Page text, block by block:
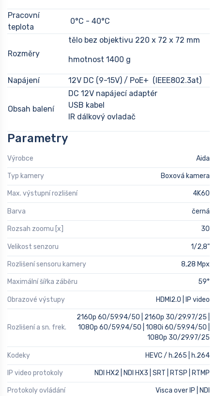
Pracovní
teplota
0°C - 40°C
Rozměry
tělo bez objektivu 220 x 72 x 72 mm
hmotnost 1400 g
Napájení 12V DC (9-15V) / PoE+ (IEEE802.3at)
Obsah balení
DC 12V napájecí adaptér
USB kabel
IR dálkový ovladač
Parametry
Výrobce Aida
Typ kamery Boxová kamera
Max. výstupní rozlišení 4K60
Barva černá
Rozsah zoomu [x] 30
Velikost senzoru 1/2,8"
Rozlišení sensoru kamery 8,28 Mpx
Maximální šířka záběru 59°
Obrazové výstupy HDMI2.0 | IP video
Rozlišení a sn. frek.
2160p 60/59.94/50 | 2160p 30/29.97/25 |
1080p 60/59.94/50 | 1080i 60/59.94/50 |
1080p 30/29.97/25
Kodeky HEVC / h.265 | h.264
IP video protokoly NDI HX2 | NDI HX3 | SRT | RTSP | RTMP
Protokoly ovládání Visca over IP | NDI